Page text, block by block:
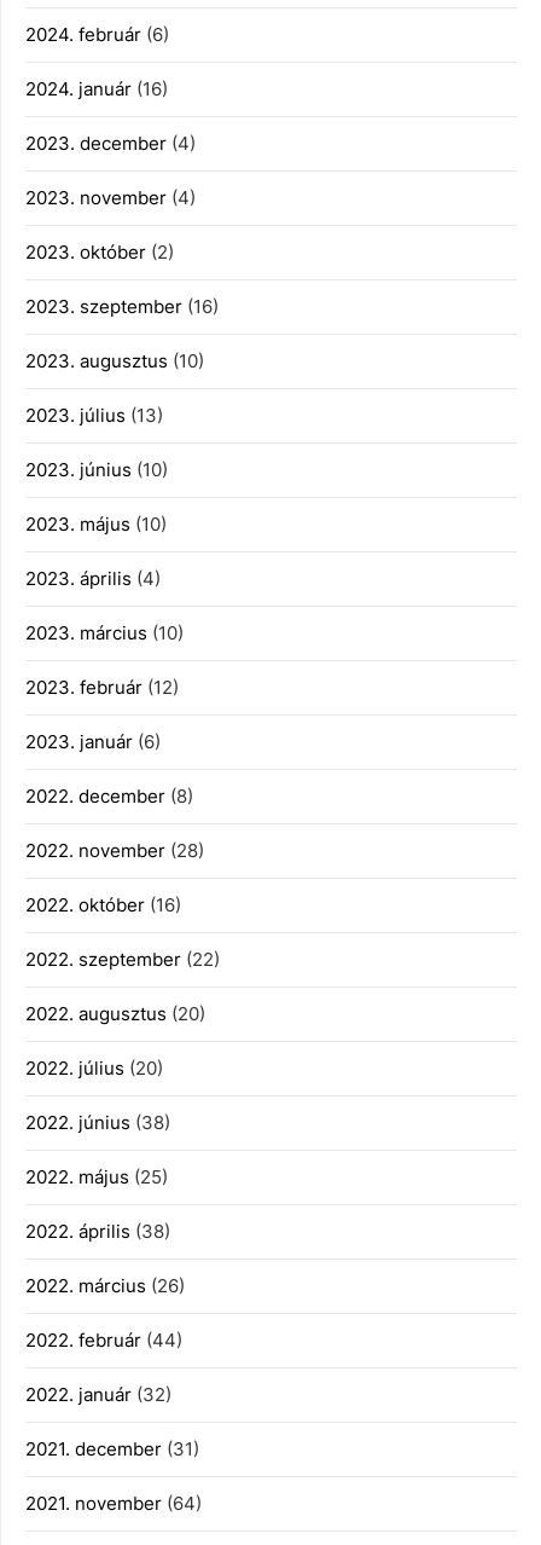
2024. február (6)
2024. január (16)
2023. december (4)
2023. november (4)
2023. október (2)
2023. szeptember (16)
2023. augusztus (10)
2023. július (13)
2023. június (10)
2023. május (10)
2023. április (4)
2023. március (10)
2023. február (12)
2023. január (6)
2022. december (8)
2022. november (28)
2022. október (16)
2022. szeptember (22)
2022. augusztus (20)
2022. július (20)
2022. június (38)
2022. május (25)
2022. április (38)
2022. március (26)
2022. február (44)
2022. január (32)
2021. december (31)
2021. november (64)